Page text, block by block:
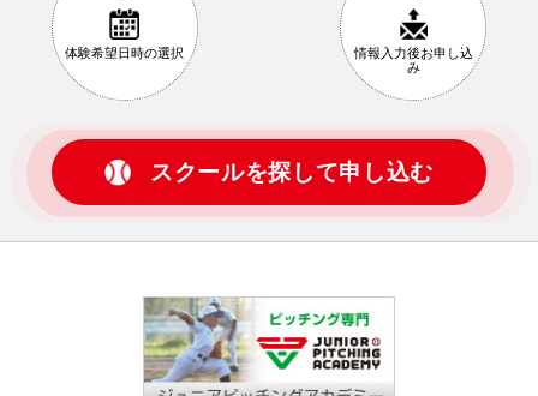
体験希望日時の選択 情報入力後お申し込
み
スクールを探して申し込む